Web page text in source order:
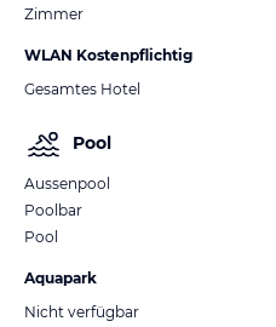
Zimmer
WLAN Kostenpflichtig
Gesamtes Hotel
Pool
Aussenpool
Poolbar
Pool
Aquapark
Nicht verfügbar